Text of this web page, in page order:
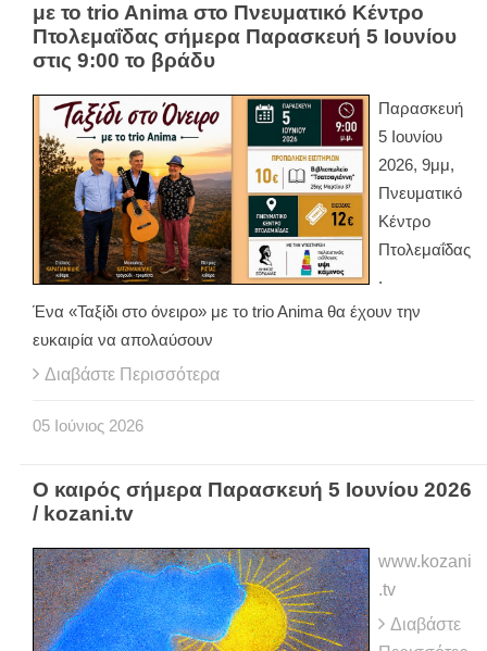
με το trio Anima στο Πνευματικό Κέντρο
Πτολεμαΐδας σήμερα Παρασκευή 5 Ιουνίου
στις 9:00 το βράδυ
Παρασκευή
5 Ιουνίου
2026, 9μμ,
Πνευματικό
Κέντρο
Πτολεμαΐδας
.
Ένα «Ταξίδι στο όνειρο» με το trio Anima θα έχουν την
ευκαιρία να απολαύσουν
Διαβάστε Περισσότερα
05 Ιούνιος 2026
Ο καιρός σήμερα Παρασκευή 5 Ιουνίου 2026
/ kozani.tv
www.kozani
.tv
Διαβάστε